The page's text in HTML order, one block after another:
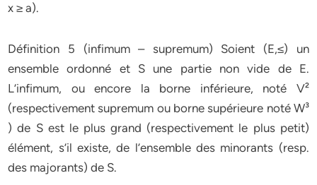
x ≥ a).
Définition 5 (infimum – supremum) Soient (E,≤) un
ensemble ordonné et S une partie non vide de E.
L’infimum, ou encore la borne inférieure, noté V²
(respectivement supremum ou borne supérieure noté W³
) de S est le plus grand (respectivement le plus petit)
élément, s’il existe, de l’ensemble des minorants (resp.
des majorants) de S.